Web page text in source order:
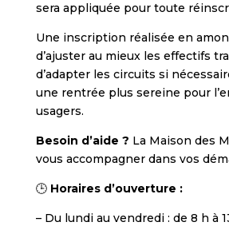
sera appliquée pour toute
Une inscription réalisée en
d’ajuster au mieux les effectifs
d’adapter les circuits si
une rentrée plus sereine pour
usagers.
Besoin d’aide ? La Maison des
vous accompagner dans vos
🕒 Horaires d’ouverture :
– Du lundi au vendredi : de 8 h à